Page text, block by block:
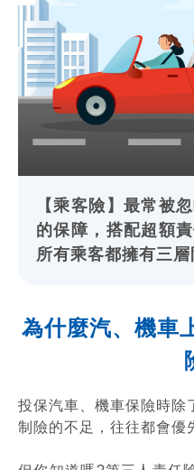
【乘客險】最常被
的保障，搭配超額
所有乘客都擁有三
為什麼汽、機車
投保汽車、機車保險時除
制險的不足，往往都會優